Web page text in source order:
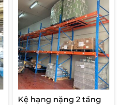
Kệ hạng nặng 2 tầng